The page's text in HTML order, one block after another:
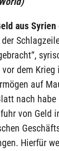
aus Syrien
dem
auf
nach habe
von Geld
Hierfür